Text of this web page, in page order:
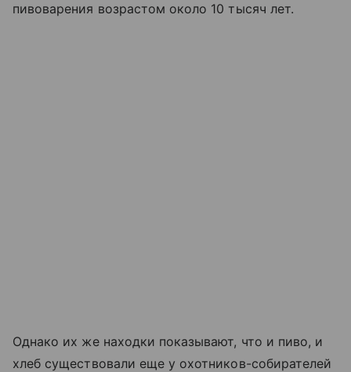
пивоварения возрастом около 10 тысяч лет.
Однако их же находки показывают, что и пиво, и
хлеб существовали еще у охотников-собирателей